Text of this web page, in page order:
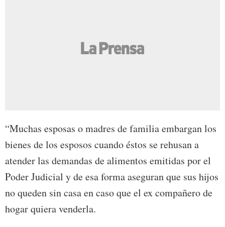
“Muchas esposas o madres de familia embargan los
bienes de los esposos cuando éstos se rehusan a
atender las demandas de alimentos emitidas por el
Poder Judicial y de esa forma aseguran que sus hijos
no queden sin casa en caso que el ex compañero de
hogar quiera venderla.